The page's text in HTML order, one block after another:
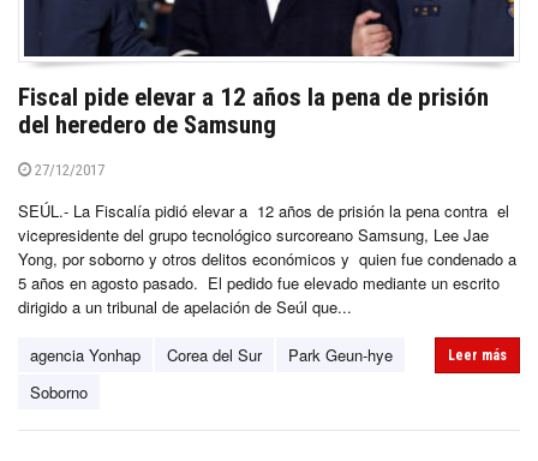
Fiscal pide elevar a 12 años la pena de prisión
del heredero de Samsung
27/12/2017
SEÚL.- La Fiscalía pidió elevar a 12 años de prisión la pena contra el
vicepresidente del grupo tecnológico surcoreano Samsung, Lee Jae
Yong, por soborno y otros delitos económicos y quien fue condenado a
5 años en agosto pasado. El pedido fue elevado mediante un escrito
dirigido a un tribunal de apelación de Seúl que...
agencia Yonhap Corea del Sur
Park Geun-hye
Soborno
Leer más